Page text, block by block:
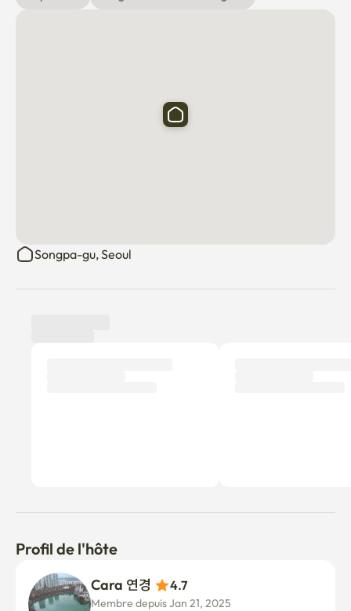
Songpa-gu, Seoul
Profil de l'hôte
4.7
Membre depuis Jan 21, 2025